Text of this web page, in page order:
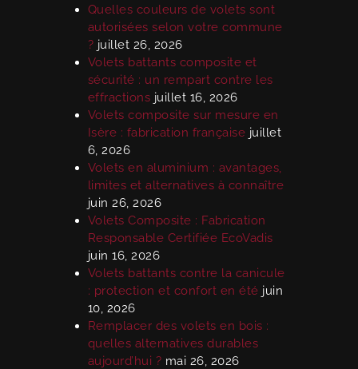
Quelles couleurs de volets sont
autorisées selon votre commune
? juillet 26, 2026
Volets battants composite et
sécurité : un rempart contre les
effractions juillet 16, 2026
Volets composite sur mesure en
Isère : fabrication française juillet
6, 2026
Volets en aluminium : avantages,
limites et alternatives à connaître
juin 26, 2026
Volets Composite : Fabrication
Responsable Certifiée EcoVadis
juin 16, 2026
Volets battants contre la canicule
: protection et confort en été juin
10, 2026
Remplacer des volets en bois :
quelles alternatives durables
aujourd’hui ? mai 26, 2026